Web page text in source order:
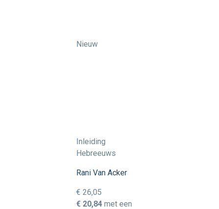
Nieuw
Inleiding
Hebreeuws
Rani Van Acker
€ 26,05
€ 20,84 met een